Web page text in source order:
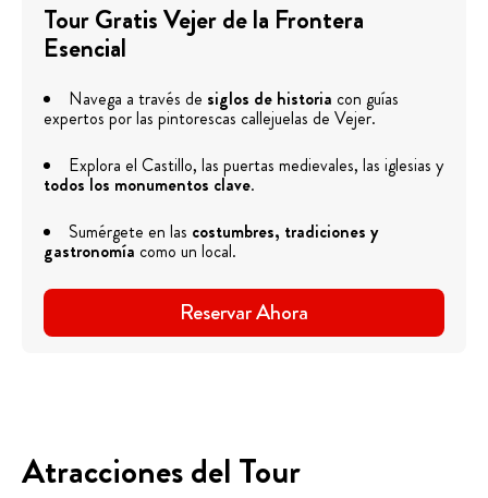
Tour Gratis Vejer de la Frontera
Esencial
Navega a través de siglos de historia con guías
expertos por las pintorescas callejuelas de Vejer.
Explora el Castillo, las puertas medievales, las iglesias y
todos los monumentos clave.
Sumérgete en las costumbres, tradiciones y
gastronomía como un local.
Reservar Ahora
Atracciones del Tour